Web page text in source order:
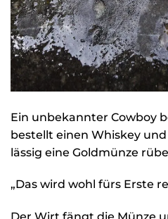
Ein unbekannter Cowboy
bestellt einen Whiskey
lässig eine Goldmünze
„Das wird wohl fürs Erste